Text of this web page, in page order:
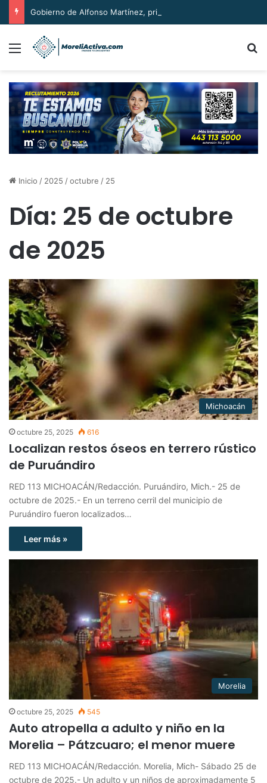
Menú
Inicio / 2025 /octubre / 25
Día: 25 de octubre
de 2025
Michoacán
octubre 25, 2025 616
Localizan restos óseos en terrero rústico
de Puruándiro
RED 113 MICHOACÁN/Redacción. Puruándiro, Mich.- 25 de
octubre de 2025.- En un terreno cerril del municipio de
Puruándiro fueron localizados…
Leer más »
Morelia
octubre 25, 2025 545
Auto atropella a adulto y niño en la
Morelia – Pátzcuaro; el menor muere
RED 113 MICHOACÁN/Redacción. Morelia, Mich- Sábado 25 de
octubre de 2025.- Un adulto y un niños de aproximadamente 5